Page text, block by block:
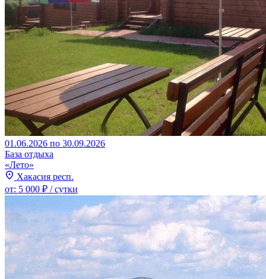
01.06.2026 по 30.09.2026
База отдыха
«Лето»
Хакасия респ.
от: 5 000 ₽ / сутки